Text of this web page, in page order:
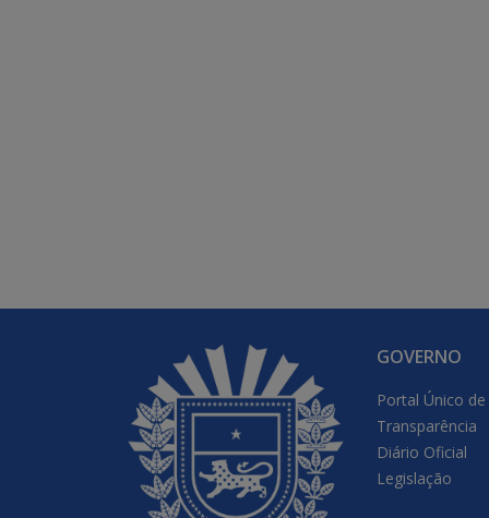
GOVERNO
Portal Único
Transparência
Diário Oficial
Legislação